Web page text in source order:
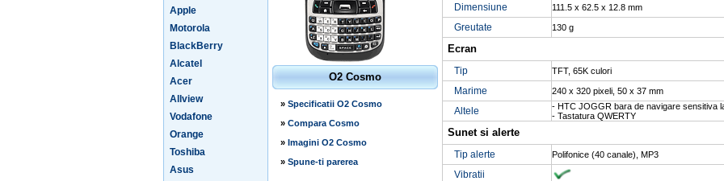
Apple
Motorola
BlackBerry
Alcatel
Acer
Allview
Vodafone
Orange
Toshiba
Asus
O2 Cosmo
» Specificatii O2 Cosmo
» Compara Cosmo
» Imagini O2 Cosmo
» Spune-ti parerea
Dimensiune 111.5 x 62.5 x 12.8 mm
Greutate 130 g
Ecran
Tip TFT, 65K culori
Marime 240 x 320 pixeli, 50 x 37 mm
Altele
- HTC JOGGR bara de navigare sensitiva
- Tastatura QWERTY
Sunet si alerte
Tip alerte Polifonice (40 canale), MP3
Vibratii